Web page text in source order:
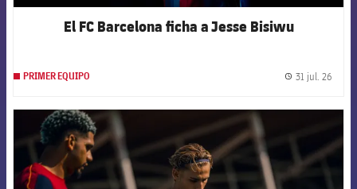
El FC Barcelona ficha a Jesse Bisiwu
PRIMER EQUIPO 31 jul. 26
FCB Barcelona badge